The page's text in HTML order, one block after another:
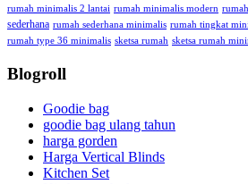
rumah minimalis 2 lantai rumah minimalis modern
sederhana rumah sederhana minimalis rumah tingkat
rumah type 36 minimalis sketsa rumah sketsa rumah
Blogroll
Goodie bag
goodie bag ulang tahun
harga gorden
Harga Vertical Blinds
Kitchen Set